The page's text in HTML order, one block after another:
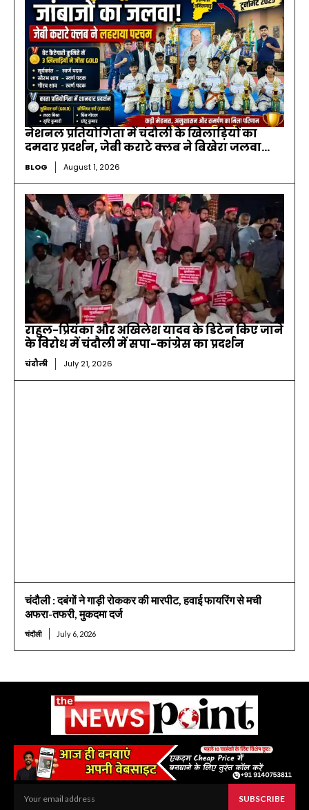
नेशनल प्रतियोगिता में चंदौली के खिलाड़ियों का
दमदार प्रदर्शन, जेबी कराटे क्लब ने बिखेरा जलवा…
BLOG August 1, 2026
राहुल-प्रियंका और अखिलेश यादव के डिटेन किए जाने
के विरोध में चंदौली में सपा-कांग्रेस का प्रदर्शन
चंदौली July 21, 2026
चंदौली : दबंगों ने गाड़ी रोककर की मारपीट, हवाई फायरिंग से मची
अफरा-तफरी, मुकदमा दर्ज
चंदौली July 6, 2026
SUBSCRIBE